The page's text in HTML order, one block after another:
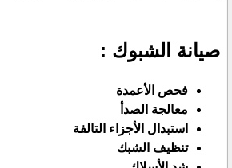
صيانة الشبوك :
فحص الأعمدة
معالجة الصدأ
استبدال الأجزاء التالفة
تنظيف الشبك